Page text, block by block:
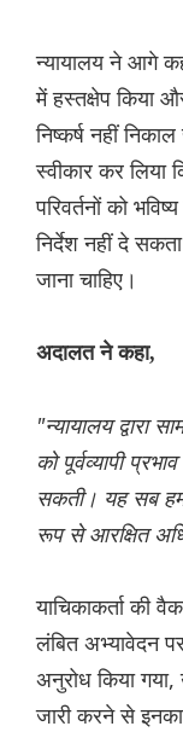
न्यायालय ने आगे
में हस्तक्षेप किया
निष्कर्ष नहीं
स्वीकार कर
परिवर्तनों को
निर्देश नहीं दे सकता
जाना चाहिए।
अदालत ने कहा,
"न्यायालय द्वारा
को पूर्वव्यापी
सकती। यह सब
रूप से आरक्षित
याचिकाकर्ता की
लंबित अभ्यावेदन
अनुरोध किया
जारी करने से